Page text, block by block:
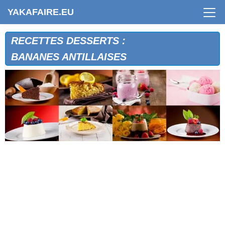
YAKAFAIRE.EU
RECETTES DESSERTS :
BANANES ANTILLAISES